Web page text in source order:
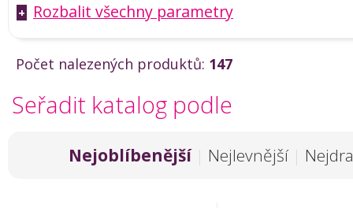
+ Rozbalit všechny parametry
Počet nalezených produktů: 147
Seřadit katalog podle
Nejoblíbenější | Nejlevnější |